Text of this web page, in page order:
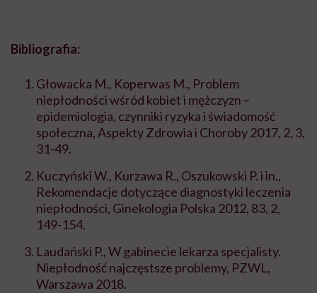
Bibliografia:
Głowacka M., Koperwas M., Problem
niepłodności wśród kobiet i mężczyzn –
epidemiologia, czynniki ryzyka i świadomość
społeczna, Aspekty Zdrowia i Choroby 2017, 2, 3,
31-49.
Kuczyński W., Kurzawa R., Oszukowski P. i in.,
Rekomendacje dotyczące diagnostyki leczenia
niepłodności, Ginekologia Polska 2012, 83, 2,
149-154.
Laudański P., W gabinecie lekarza specjalisty.
Niepłodność najczęstsze problemy, PZWL,
Warszawa 2018.